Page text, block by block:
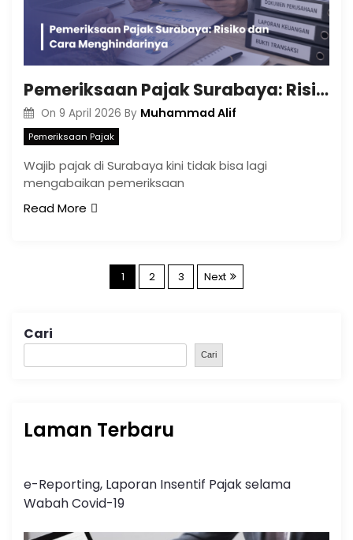
Pemeriksaan Pajak Surabaya: Risiko dan Cara Menghindarinya
On 9 April 2026 By Muhammad Alif
Pemeriksaan Pajak
Wajib pajak di Surabaya kini tidak bisa lagi
mengabaikan pemeriksaan
Read More
1 2 3 Next
Cari
Cari
Laman Terbaru
e-Reporting, Laporan Insentif Pajak selama
Wabah Covid-19